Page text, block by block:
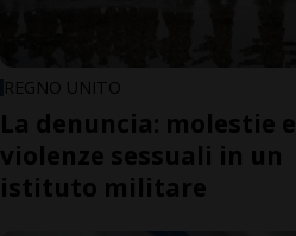
REGNO UNITO
La denuncia: molestie e
violenze sessuali in un
istituto militare